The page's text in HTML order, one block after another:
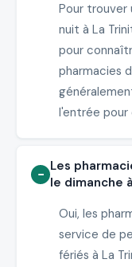
Pour trouver
nuit à La
pour
pharmacies
l'entrée pour
Les
le dimanche
Oui, les
service de
fériés à La